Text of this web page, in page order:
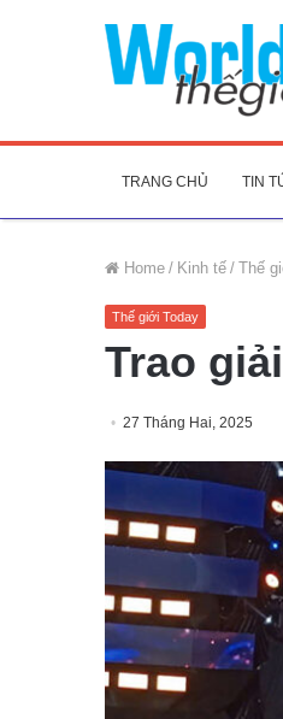
TRANG CHỦ TIN
Home / Kinh tế / Thế
Thế giới Today
Trao
27 Tháng Hai, 2025